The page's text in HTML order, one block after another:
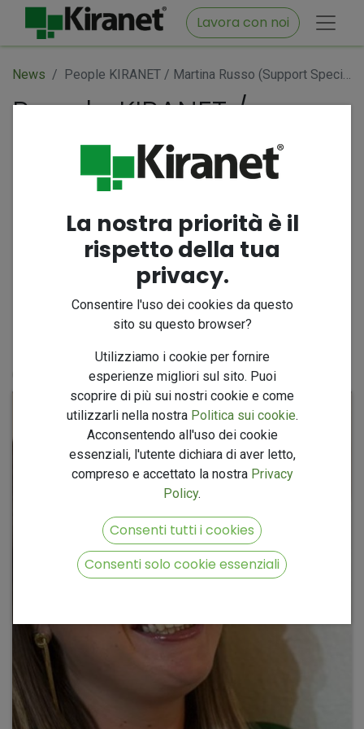
Lavora con noi
News People KIRANET / Martina Russo (Support Specialist): “Vorrei contribuire in maniera sempre più concreta alla crescita dell’azienda per cui lavoro”
People KIRANET /
Martina Russo (Support
Specialist): “Vorrei
contribuire in maniera
sempre più concreta
alla crescita
dell’azienda per cui
lavoro”
9 settembre 2025 di
KIRANET srl, Silvana Delle Curti
La nostra priorità è il
rispetto della tua
privacy.
Consentire l'uso dei cookies da questo
sito su questo browser?
Utilizziamo i cookie per fornire
esperienze migliori sul sito. Puoi
scoprire di più sui nostri cookie e come
utilizzarli nella nostra Politica sui cookie.
Acconsentendo all'uso dei cookie
essenziali, l'utente dichiara di aver letto,
compreso e accettato la nostra Privacy
Policy.
Consenti tutti i cookies
Consenti solo cookie essenziali